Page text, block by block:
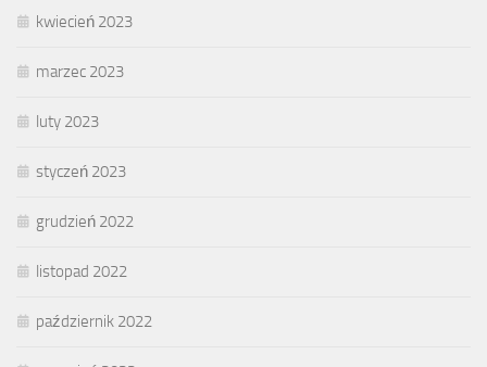
kwiecień 2023
marzec 2023
luty 2023
styczeń 2023
grudzień 2022
listopad 2022
październik 2022